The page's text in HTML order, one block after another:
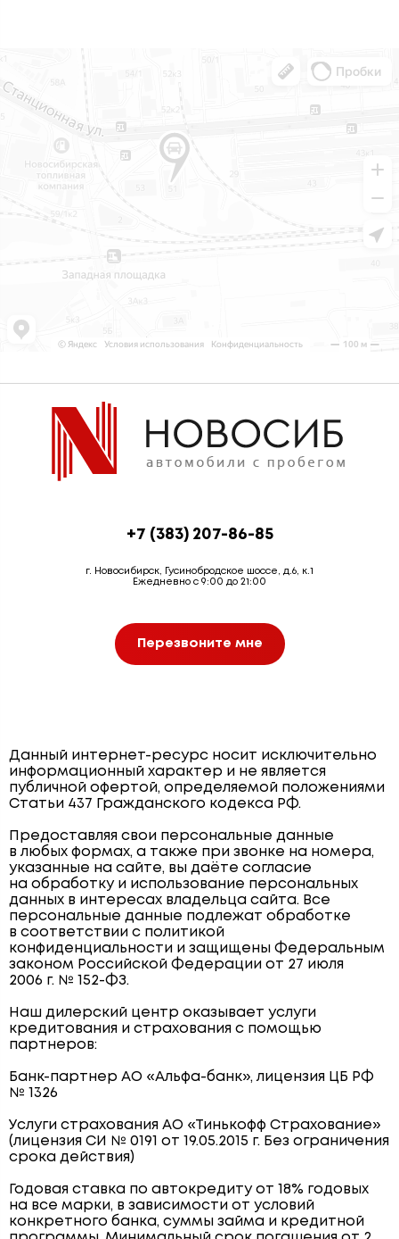
+7 (383) 207-86-85
г. Новосибирск, Гусинобродское шоссе, д.6, к.1
Ежедневно с 9:00 до 21:00
Перезвоните мне
Данный интернет-ресурс носит исключительно
информационный характер и не является
публичной офертой, определяемой положениями
Статьи 437 Гражданского кодекса РФ.
Предоставляя свои персональные данные
в любых формах, а также при звонке на номера,
указанные на сайте, вы даёте согласие
на обработку и использование персональных
данных в интересах владельца сайта. Все
персональные данные подлежат обработке
в соответствии с политикой
конфиденциальности и защищены Федеральным
законом Российской Федерации от 27 июля
2006 г. № 152-ФЗ.
Наш дилерский центр оказывает услуги
кредитования и страхования с помощью
партнеров:
Банк-партнер АО «Альфа-банк», лицензия ЦБ РФ
№ 1326
Услуги страхования АО «Тинькофф Страхование»
(лицензия СИ № 0191 от 19.05.2015 г. Без ограничения
срока действия)
Годовая ставка по автокредиту от 18% годовых
на все марки, в зависимости от условий
конкретного банка, суммы займа и кредитной